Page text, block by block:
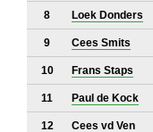
8 Loek Donders
9 Cees Smits
10 Frans Staps
11 Paul de Kock
12 Cees vd Ven